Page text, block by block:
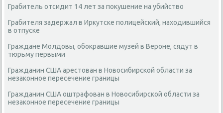
Грабитель отсидит 14 лет за покушение на убийство
Грабителя задержал в Иркутске полицейский, находившийся
в отпуске
Граждане Молдовы, обокравшие музей в Вероне, сядут в
тюрьму первыми
Гражданин США арестован в Новосибирской области за
незаконное пересечение границы
Гражданин США оштрафован в Новосибирской области за
незаконное пересечение границы